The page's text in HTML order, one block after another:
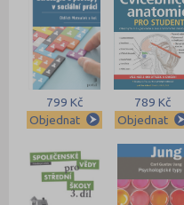
799 Kč
Objednat
789 Kč
Objednat